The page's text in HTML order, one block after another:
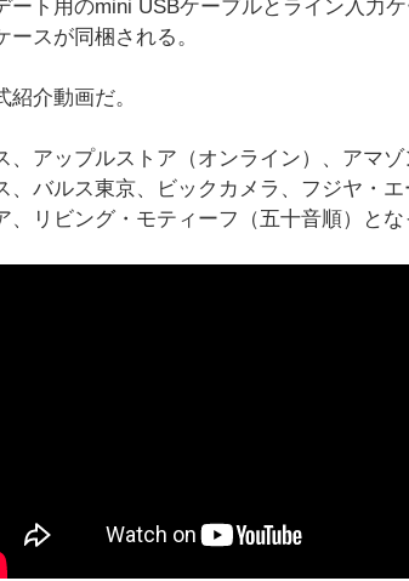
ート用のmini USBケーブルとライン入力
スが同梱される。
介動画だ。
、アップルストア（オンライン）、アマ
、バルス東京、ビックカメラ、フジヤ・
、リビング・モティーフ（五十音順）とな